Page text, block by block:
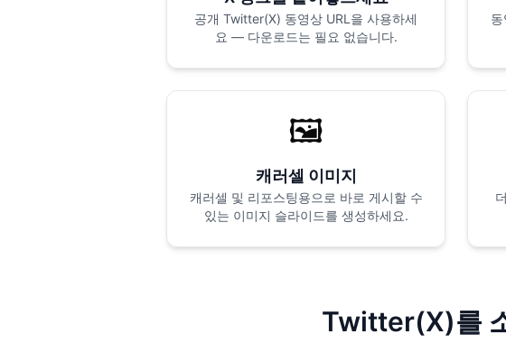
공개 Twitter(X) 동영상 URL을 사용하세
요 — 다운로드는 필요 없습니다.
🖼️
캐러셀 이미지
캐러셀 및 리포스팅용으로 바로 게시할 수
있는 이미지 슬라이드를 생성하세요.
Twitter(X)를